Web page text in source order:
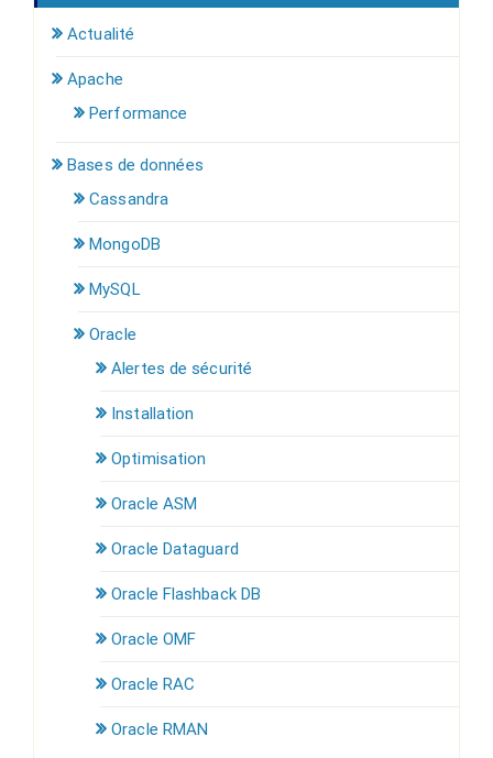
Actualité
Apache
Performance
Bases de données
Cassandra
MongoDB
MySQL
Oracle
Alertes de sécurité
Installation
Optimisation
Oracle ASM
Oracle Dataguard
Oracle Flashback DB
Oracle OMF
Oracle RAC
Oracle RMAN